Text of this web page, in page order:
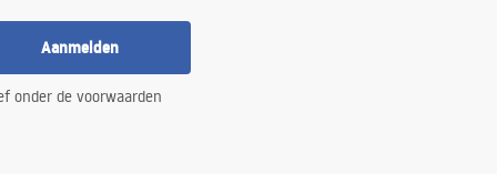
Aanmelden
onder de voorwaarden